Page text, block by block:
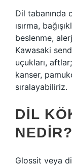
Dil tabanında
ısırma,
beslenme,
Kawasaki
uçukları,
kanser,
sıralayabiliriz.
DIL
NEDIR?
Glossit veya